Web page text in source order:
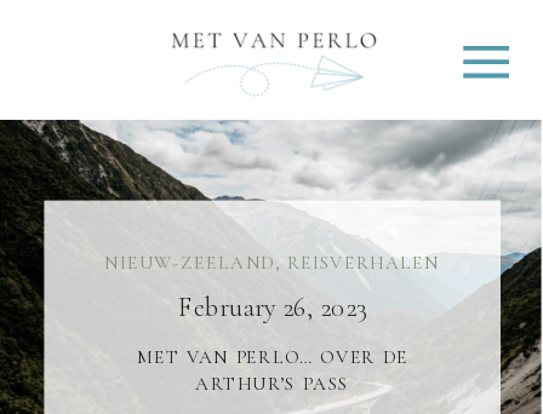
MET VAN PERLO… OVER DE
ARTHUR’S PASS
February 26, 2023
NIEUW-ZEELAND, REISVERHALEN